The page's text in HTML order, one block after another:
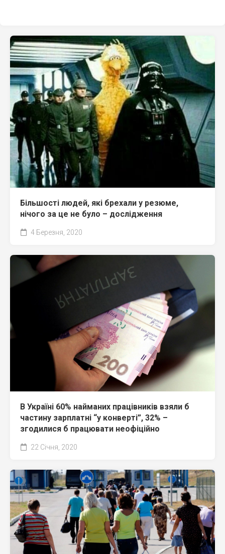
Більшості людей, які брехали у резюме,
нічого за це не було – дослідження
4 Березня, 2020
В Україні 60% найманих працівників взяли б
частину зарплатні “у конверті”, 32% –
згодилися б працювати неофіційно
22 Січня, 2020